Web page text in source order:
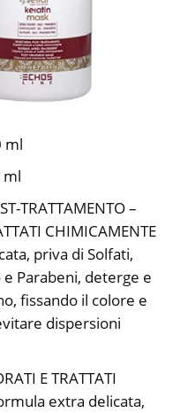
ml
ml
TRATTAMENTO –
CHIMICAMENTE
priva di Solfati,
Parabeni, deterge e
fissando il colore e
dispersioni
E TRATTATI
extra delicata,